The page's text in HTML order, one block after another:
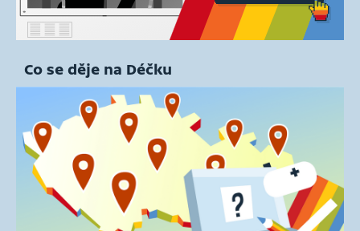
Co se děje na Déčku